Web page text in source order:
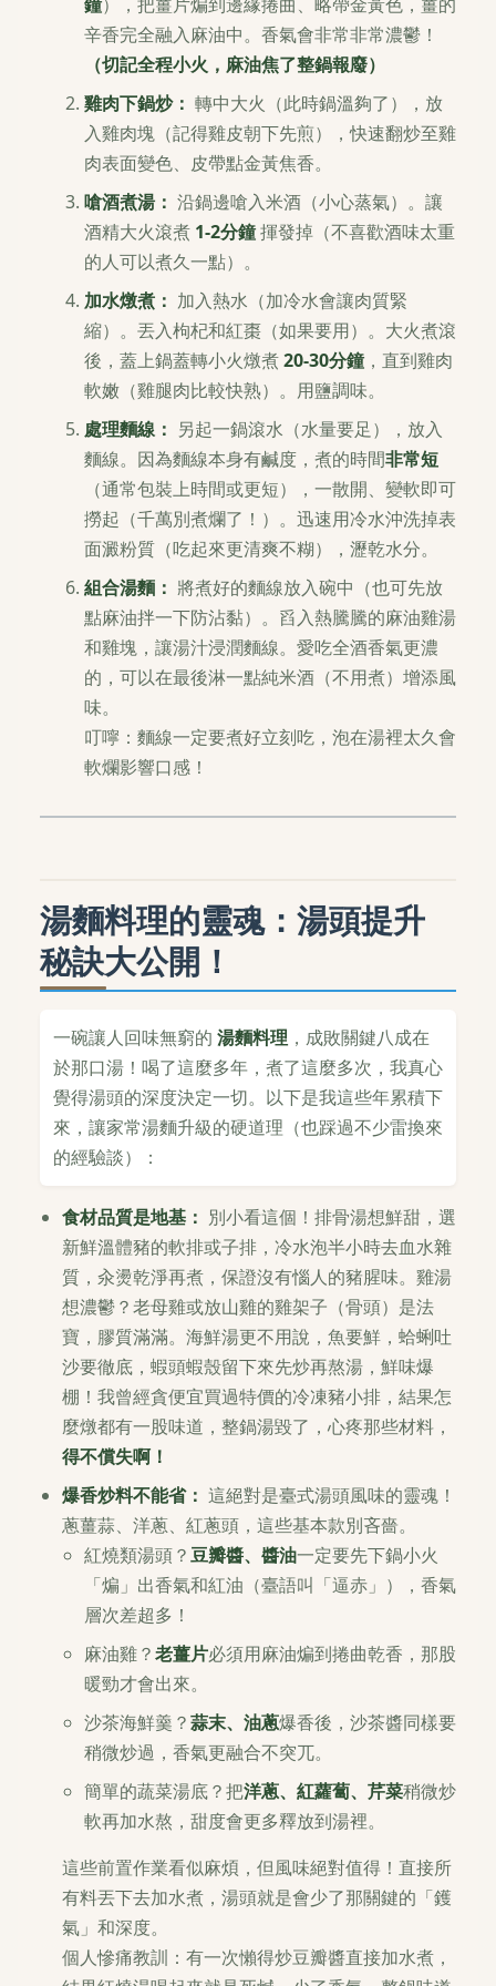
辛香完全融入麻油中。香氣會非常非常濃鬱！
（切記全程小火，麻油焦了整鍋報廢）
雞肉下鍋炒： 轉中大火（此時鍋溫夠了），放
入雞肉塊（記得雞皮朝下先煎），快速翻炒至雞
肉表面變色、皮帶點金黃焦香。
嗆酒煮湯： 沿鍋邊嗆入米酒（小心蒸氣）。讓
酒精大火滾煮 1-2分鐘揮發掉（不喜歡酒味太重
的人可以煮久一點）。
加水燉煮： 加入熱水（加冷水會讓肉質緊
縮）。丟入枸杞和紅棗（如果要用）。大火煮滾
後，蓋上鍋蓋轉小火燉煮20-30分鐘，直到雞肉
軟嫩（雞腿肉比較快熟）。用鹽調味。
處理麵線： 另起一鍋滾水（水量要足），放入
麵線。因為麵線本身有鹹度，煮的時間非常短
（通常包裝上時間或更短），一散開、變軟即可
撈起（千萬別煮爛了！）。迅速用冷水沖洗掉表
面澱粉質（吃起來更清爽不糊），瀝乾水分。
組合湯麵： 將煮好的麵線放入碗中（也可先放
點麻油拌一下防沾黏）。舀入熱騰騰的麻油雞湯
和雞塊，讓湯汁浸潤麵線。愛吃全酒香氣更濃
的，可以在最後淋一點純米酒（不用煮）增添風
味。
叮嚀 ：麵線一定要煮好立刻吃，泡在湯裡太久會
軟爛影響口感！
湯麵料理的靈魂：湯頭提升
秘訣大公開！
一碗讓人回味無窮的 湯麵料理 ，成敗關鍵八成在
於那口湯！喝了這麼多年，煮了這麼多次，我真心
覺得湯頭的深度決定一切。以下是我這些年累積下
來，讓家常湯麵升級的硬道理（也踩過不少雷換來
的經驗談）：
食材品質是地基： 別小看這個！排骨湯想鮮甜，選
新鮮溫體豬的軟排或子排，冷水泡半小時去血水雜
質，汆燙乾淨再煮，保證沒有惱人的豬腥味。雞湯
想濃鬱？老母雞或放山雞的雞架子（骨頭）是法
寶，膠質滿滿。海鮮湯更不用說，魚要鮮，蛤蜊吐
沙要徹底，蝦頭蝦殼留下來先炒再熬湯，鮮味爆
棚！我曾經貪便宜買過特價的冷凍豬小排，結果怎
麼燉都有一股味道，整鍋湯毀了，心疼那些材料，
得不償失啊！
爆香炒料不能省： 這絕對是臺式湯頭風味的靈魂！
蔥薑蒜、洋蔥、紅蔥頭，這些基本款別吝嗇。
紅燒類湯頭？豆瓣醬、醬油一定要先下鍋小火
「煸」出香氣和紅油（臺語叫「逼赤」），香氣
層次差超多！
麻油雞？老薑片必須用麻油煸到捲曲乾香，那股
暖勁才會出來。
沙茶海鮮羹？蒜末、油蔥爆香後，沙茶醬同樣要
稍微炒過，香氣更融合不突兀。
簡單的蔬菜湯底？把洋蔥、紅蘿蔔、芹菜稍微炒
軟再加水熬，甜度會更多釋放到湯裡。
這些前置作業看似麻煩，但風味絕對值得！直接所
有料丟下去加水煮，湯頭就是會少了那關鍵的「鑊
氣」和深度。
個人慘痛教訓 ：有一次懶得炒豆瓣醬直接加水煮，